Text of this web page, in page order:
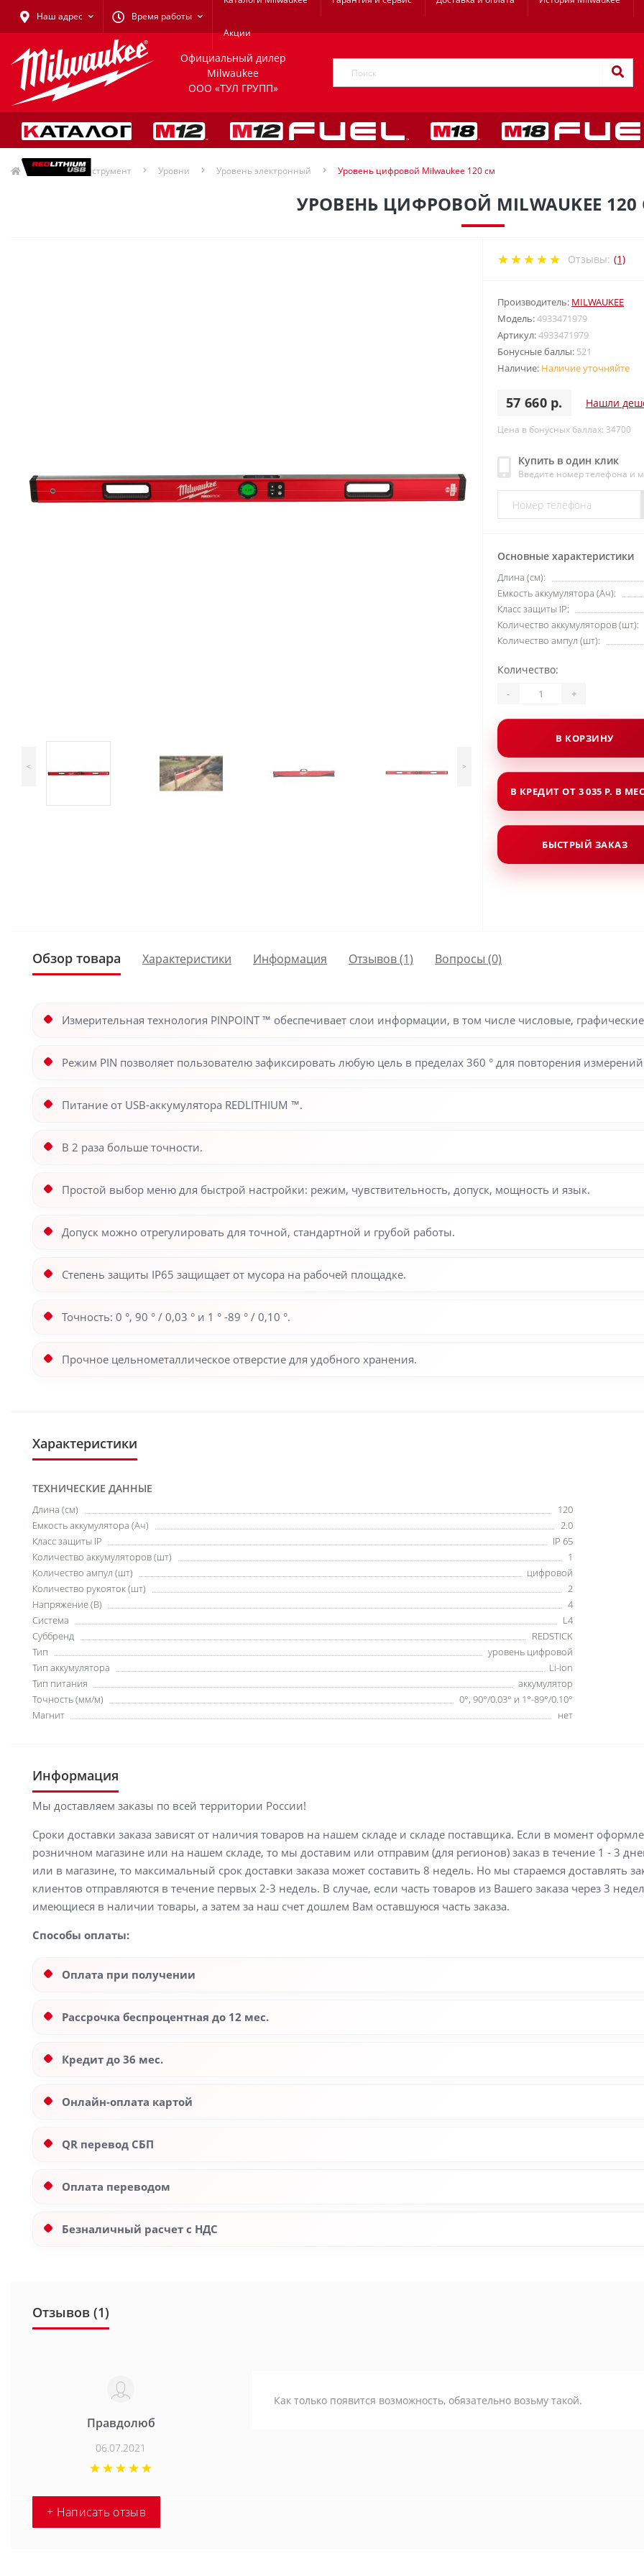
Наш адрес Время работы
Акции
Официальный дилер
Milwaukee
ООО «ТУЛ ГРУПП»
Ручной инструмент Уровни Уровень электронный Уровень цифровой Milwaukee 120 см
УРОВЕНЬ ЦИФРОВОЙ MILWAUKEE
< >
Отзывы: (1)
Производитель: MILWAUKEE
Модель:4933471979
Артикул:4933471979
Бонусные баллы: 521
Наличие: Наличие уточняйте
57 660 р. Нашли
Цена в бонусных баллах: 34700
Купить в один клик
Введите номер телефона и
Основные характеристики
Длина (см):
Емкость аккумулятора (Ач):
Класс защиты IP:
Количество аккумуляторов (шт):
Количество ампул (шт):
Количество:
- +
В КОРЗИНУ
В КРЕДИТ ОТ 3 035 Р. В
БЫСТРЫЙ ЗАКАЗ
Обзор товара Характеристики Информация Отзывов (1) Вопросы (0)
Измерительная технология PINPOINT ™ обеспечивает слои информации, в том числе числовые,
Режим PIN позволяет пользователю зафиксировать любую цель в пределах 360 ° для повторения
Питание от USB-аккумулятора REDLITHIUM ™.
В 2 раза больше точности.
Простой выбор меню для быстрой настройки: режим, чувствительность, допуск, мощность и язык.
Допуск можно отрегулировать для точной, стандартной и грубой работы.
Степень защиты IP65 защищает от мусора на рабочей площадке.
Точность: 0 °, 90 ° / 0,03 ° и 1 ° -89 ° / 0,10 °.
Прочное цельнометаллическое отверстие для удобного хранения.
Характеристики
ТЕХНИЧЕСКИЕ ДАННЫЕ
Длина (см)
120
Емкость аккумулятора (Ач)
2.0
Класс защиты IP
IP 65
Количество аккумуляторов (шт)
1
Количество ампул (шт)
цифровой
Количество рукояток (шт)
2
Напряжение (В)
4
Система
L4
Суббренд
REDSTICK
Тип
уровень цифровой
Тип аккумулятора
Li-ion
Тип питания
аккумулятор
Точность (мм/м)
0°, 90°/0.03° и 1°-89°/0.10°
Магнит
нет
Информация
Мы доставляем заказы по всей территории России!
Сроки доставки заказа зависят от наличия товаров на нашем складе и складе поставщика. Если в момент
розничном магазине или на нашем складе, то мы доставим или отправим (для регионов) заказ в течение 1 - 3
или в магазине, то максимальный срок доставки заказа может составить 8 недель. Но мы стараемся доставлять
клиентов отправляются в течение первых 2-3 недель. В случае, если часть товаров из Вашего заказа через 3
имеющиеся в наличии товары, а затем за наш счет дошлем Вам оставшуюся часть заказа.
Способы оплаты:
Оплата при получении
Рассрочка беспроцентная до 12 мес.
Кредит до 36 мес.
Онлайн-оплата картой
QR перевод СБП
Оплата переводом
Безналичный расчет с НДС
Отзывов (1)
Правдолюб
06.07.2021
Как только появится возможность, обязательно возьму такой.
+ Написать отзыв